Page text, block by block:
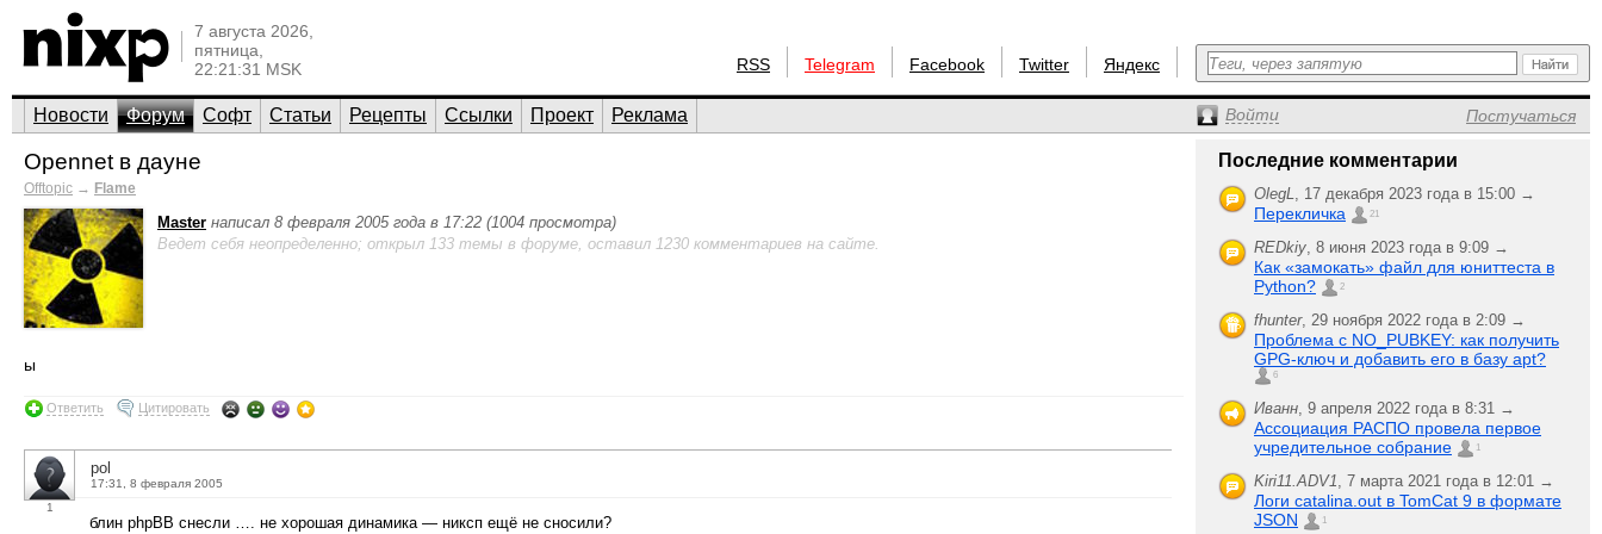
7 августа 2026,
пятница,
22:21:31 MSK
RSS Telegram Facebook Twitter Яндекс
Новости Форум Софт Статьи Рецепты Ссылки Проект Реклама Войти Постучаться
Opennet в дауне
Offtopic → Flame
Master написал 8 февраля 2005 года в 17:22 (1004 просмотра)
Ведет себя неопределенно; открыл 133 темы в форуме, оставил 1230 комментариев на сайте.
ы
Ответить Цитировать
1
pol
17:31, 8 февраля 2005
блин phpBB снесли …. не хорошая динамика — никсп ещё не сносили?
Последние комментарии
OlegL, 17 декабря 2023 года в 15:00 →
Перекличка 21
REDkiy, 8 июня 2023 года в 9:09 →
Как «замокать» файл для юниттеста в
Python?
2
fhunter, 29 ноября 2022 года в 2:09 →
Проблема с NO_PUBKEY: как получить
GPG-ключ и добавить его в базу apt?
6
Иванн, 9 апреля 2022 года в 8:31 →
Ассоциация РАСПО провела первое
учредительное собрание
1
Kiri11.ADV1, 7 марта 2021 года в 12:01 →
Логи catalina.out в TomCat 9 в формате
JSON
1